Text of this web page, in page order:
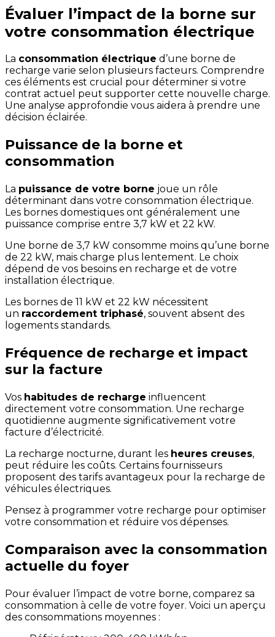
Évaluer l’impact de la borne sur
votre consommation électrique
La consommation électrique d’une borne de
recharge varie selon plusieurs facteurs. Comprendre
ces éléments est crucial pour déterminer si votre
contrat actuel peut supporter cette nouvelle charge.
Une analyse approfondie vous aidera à prendre une
décision éclairée.
Puissance de la borne et
consommation
La puissance de votre borne joue un rôle
déterminant dans votre consommation électrique.
Les bornes domestiques ont généralement une
puissance comprise entre 3,7 kW et 22 kW.
Une borne de 3,7 kW consomme moins qu’une borne
de 22 kW, mais charge plus lentement. Le choix
dépend de vos besoins en recharge et de votre
installation électrique.
Les bornes de 11 kW et 22 kW nécessitent
un raccordement triphasé, souvent absent des
logements standards.
Fréquence de recharge et impact
sur la facture
Vos habitudes de recharge influencent
directement votre consommation. Une recharge
quotidienne augmente significativement votre
facture d’électricité.
La recharge nocturne, durant les heures creuses,
peut réduire les coûts. Certains fournisseurs
proposent des tarifs avantageux pour la recharge de
véhicules électriques.
Pensez à programmer votre recharge pour optimiser
votre consommation et réduire vos dépenses.
Comparaison avec la consommation
actuelle du foyer
Pour évaluer l’impact de votre borne, comparez sa
consommation à celle de votre foyer. Voici un aperçu
des consommations moyennes :